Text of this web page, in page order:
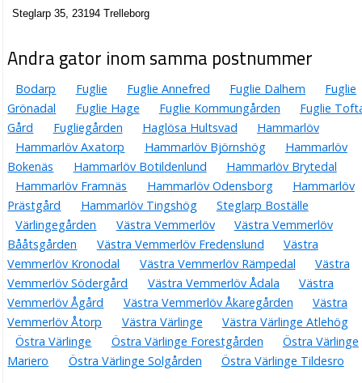
Steglarp 35, 23194 Trelleborg
Andra gator inom samma postnummer
Bodarp Fuglie Fuglie Annefred Fuglie Dalhem
Fuglie
Grönadal
Fuglie Hage Fuglie Kommungården
Fuglie
Gård
Fugliegården Haglösa Hultsvad
Hammarlöv
Hammarlöv Axatorp
Hammarlöv Björnshög
Hammarlöv
Bokenäs
Hammarlöv Botildenlund
Hammarlöv Brytedal
Hammarlöv Framnäs
Hammarlöv Odensborg
Hammarlöv
Prästgård
Hammarlöv Tingshög
Steglarp Boställe
Värlingegården
Västra Vemmerlöv
Västra Vemmerlöv
Bååtsgården
Västra Vemmerlöv Fredenslund
Västra
Vemmerlöv Kronodal
Västra Vemmerlöv Rämpedal
Västra
Vemmerlöv Södergård
Västra Vemmerlöv Ådala
Västra
Vemmerlöv Ågård
Västra Vemmerlöv Åkaregården
Västra
Vemmerlöv Åtorp
Västra Värlinge
Västra Värlinge Atlehög
Östra Värlinge
Östra Värlinge Forestgården
Östra Värlinge
Mariero
Östra Värlinge Solgården Östra Värlinge Tildesro